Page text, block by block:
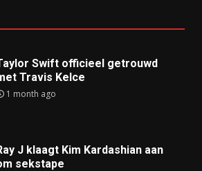
Swift officieel getrouwd
Travis Kelce
1 month ago
J klaagt Kim Kardashian aan
sekstape